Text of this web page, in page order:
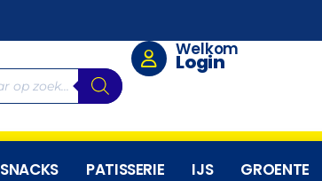
Welkom
Login
SNACKS PATISSERIE IJS GROENTE